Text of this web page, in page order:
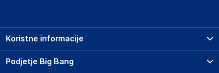
Podjetje Big Bang
Koristne informacije
Prodajna mesta